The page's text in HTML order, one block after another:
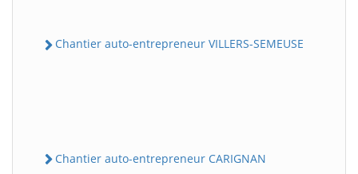
Chantier auto-entrepreneur VILLERS-SEMEUSE
Chantier auto-entrepreneur CARIGNAN